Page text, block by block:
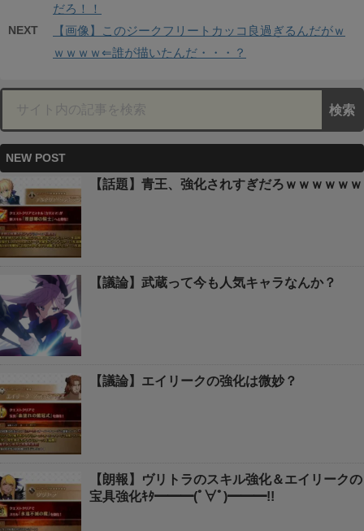
だろ！！
NEXT
【画像】このジークフリートカッコ良過ぎるんだがｗ
ｗｗｗｗ⇐誰が描いたんだ・・・？
NEW POST
【話題】青王、強化されすぎだろｗｗｗｗｗｗ
【議論】武蔵って今も人気キャラなんか？
【議論】エイリークの強化は微妙？
【朗報】ヴリトラのスキル強化＆エイリークの
宝具強化ｷﾀ━━━(ﾟ∀ﾟ)━━━!!